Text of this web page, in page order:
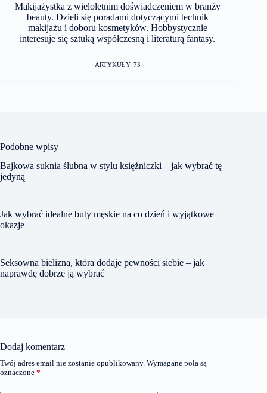
Makijażystka z wieloletnim doświadczeniem w branży
beauty. Dzieli się poradami dotyczącymi technik
makijażu i doboru kosmetyków. Hobbystycznie
interesuje się sztuką współczesną i literaturą fantasy.
ARTYKUŁY: 73
Podobne wpisy
Bajkowa suknia ślubna w stylu księżniczki – jak wybrać tę
jedyną
Jak wybrać idealne buty męskie na co dzień i wyjątkowe
okazje
Seksowna bielizna, która dodaje pewności siebie – jak
naprawdę dobrze ją wybrać
Dodaj komentarz
Twój adres email nie zostanie opublikowany. Wymagane pola są
oznaczone *